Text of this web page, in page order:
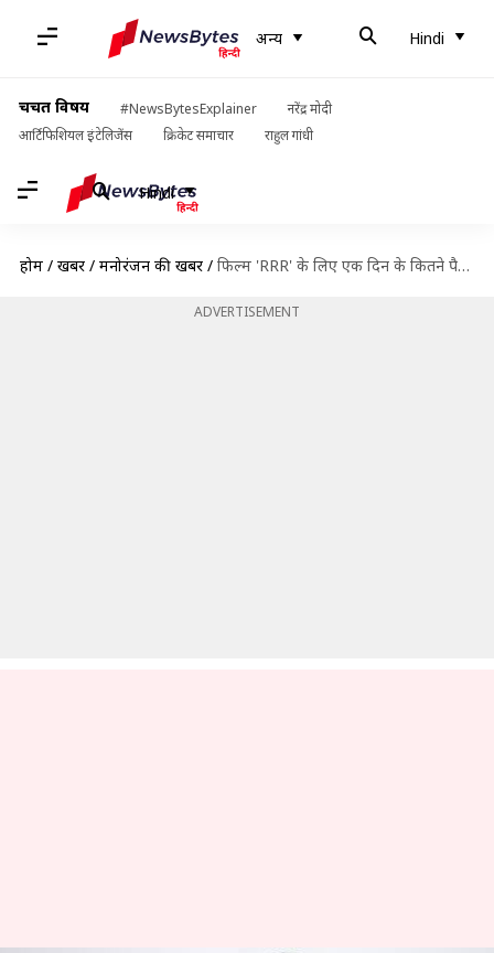
अन्य Hindi
चर्चित विषय #NewsBytesExplainer
नरेंद्र मोदी
आर्टिफिशियल इंटेलिजेंस
क्रिकेट समाचार राहुल गांधी
Hindi
होम / खबरें / मनोरंजन की खबरें / फिल्म 'RRR' के लिए एक दिन के कितने पैसे ले रहीं आलिया भट्ट?
ADVERTISEMENT